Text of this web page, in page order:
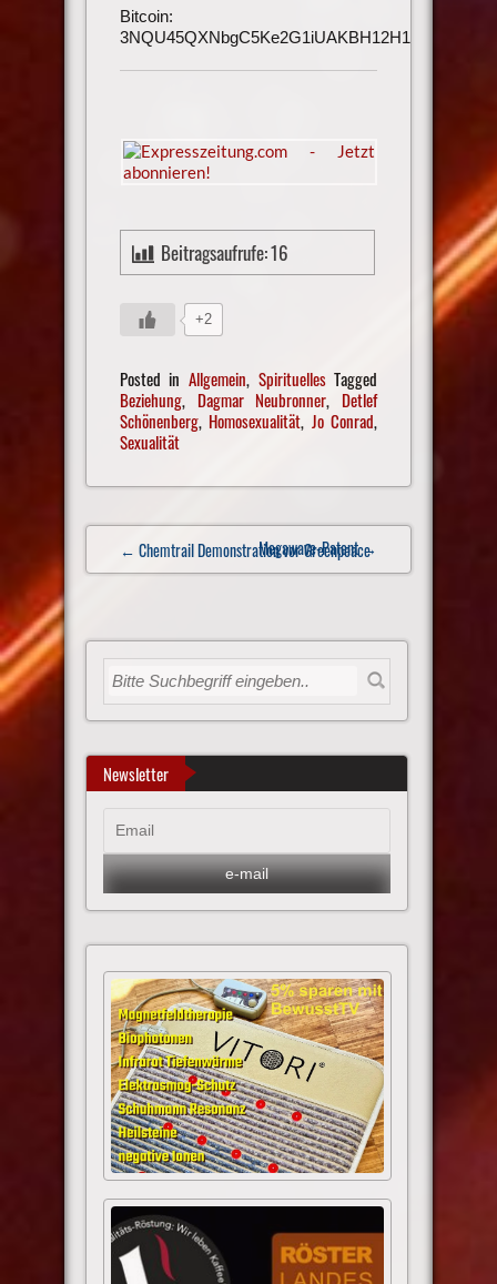
Bitcoin:
3NQU45QXNbgC5Ke2G1iUAKBH12H1h3UmAu
Beitragsaufrufe:16
+2
Posted in Allgemein, SpirituellesTagged
Beziehung, Dagmar Neubronner, Detlef
Schönenberg, Homosexualität, Jo Conrad,
Sexualität
Post
navigation
← Chemtrail Demonstration vor Greenpeace
Megawave-Patent→
Newsletter